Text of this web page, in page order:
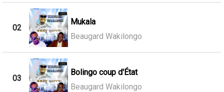
02
Mukala
Beaugard Wakilongo
03
Bolingo coup d'État
Beaugard Wakilongo